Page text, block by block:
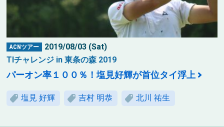
ACNツアー
2019/08/03 (Sat)
TIチャレンジ in 東条の森 2019
パーオン率１００％！塩見好輝が首位タイ浮上
塩見 好輝 吉村 明恭 北川 祐生